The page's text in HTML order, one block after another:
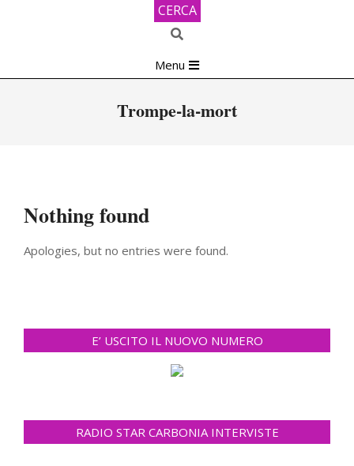
CERCA
Search
Navigation
Menu
Trompe-la-mort
Nothing found
Apologies, but no entries were found.
E’ USCITO IL NUOVO NUMERO
RADIO STAR CARBONIA INTERVISTE